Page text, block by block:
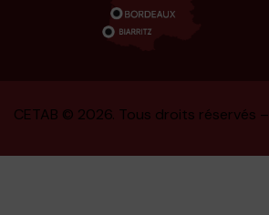
CETAB © 2026. Tous droits réservés –